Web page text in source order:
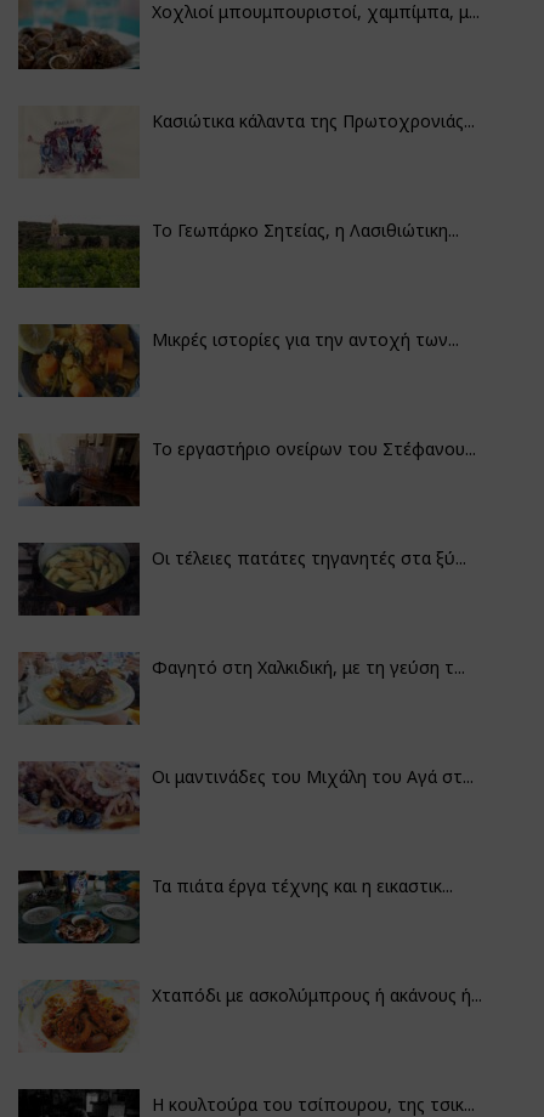
Χοχλιοί μπουμπουριστοί, χαμπίμπα, μ...
Κασιώτικα κάλαντα της Πρωτοχρονιάς...
Το Γεωπάρκο Σητείας, η Λασιθιώτικη...
Μικρές ιστορίες για την αντοχή των...
Το εργαστήριο ονείρων του Στέφανου...
Οι τέλειες πατάτες τηγανητές στα ξύ...
Φαγητό στη Χαλκιδική, με τη γεύση τ...
Οι μαντινάδες του Μιχάλη του Αγά στ...
Τα πιάτα έργα τέχνης και η εικαστικ...
Χταπόδι με ασκολύμπρους ή ακάνους ή...
Η κουλτούρα του τσίπουρου, της τσικ...